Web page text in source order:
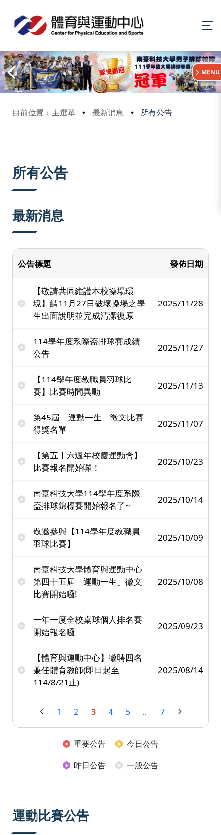
目前位置：主選單 最新消息 所有公告
:::
MENU
所有公告
最新消息
公告標題 發佈日期
【敬請共同維護本校操場環
境】請11月27日破壞操場之學
生出面說明並完成清潔復原
2025/11/28
114學年度系際盃排球賽成績
公告
2025/11/27
【114學年度教職員羽球比
賽】比賽時間異動
2025/11/13
第45屆「運動一生」徵文比賽
得獎名單
2025/11/07
【第五十六週年校慶運動會】
比賽報名開始囉！
2025/10/23
南臺科技大學114學年度系際
盃排球錦標賽開始報名了~
2025/10/14
敬邀參與【114學年度教職員
羽球比賽】
2025/10/09
南臺科技大學體育與運動中心
第四十五屆「運動一生」徵文
比賽開始囉!
2025/10/08
一年一度全校桌球個人排名賽
開始報名囉
2025/09/23
【體育與運動中心】徵聘四名
兼任體育教師(即日起至
114/8/21止)
2025/08/14
1 2 3 4 5 ... 7
重要公告
今日公告
昨日公告
一般公告
運動比賽公告